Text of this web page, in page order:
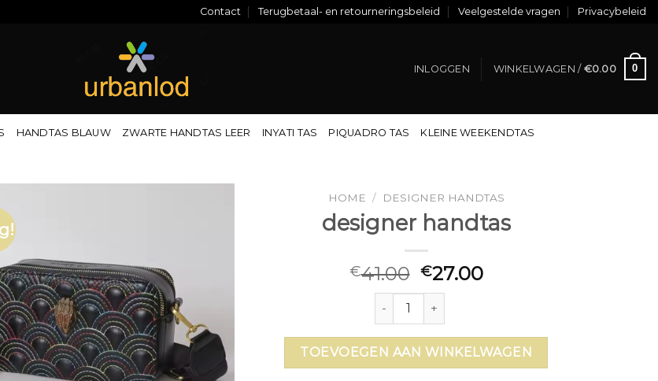
Contact Terugbetaal- en retourneringsbeleid Veelgestelde vragen Privacybeleid
INLOGGEN WINKELWAGEN / €0.00 0
HANDTAS BLAUW ZWARTE HANDTAS LEER INYATI TAS PIQUADRO TAS KLEINE WEEKENDTAS
HOME / DESIGNER HANDTAS
designer handtas
€41.00 €27.00
designer handtas aantal
TOEVOEGEN AAN WINKELWAGEN